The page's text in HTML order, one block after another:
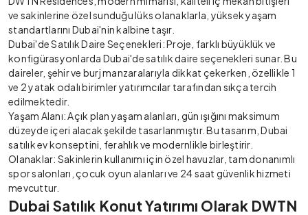
ve sakinlerine özel sunduğu lüks olanaklarla, yüksek yaşam
standartlarını Dubai'nin kalbine taşır.
Dubai'de Satılık Daire Seçenekleri: Proje, farklı büyüklük ve
konfigürasyonlarda Dubai'de satılık daire seçenekleri sunar. Bu
daireler, şehir ve burj manzaralarıyla dikkat çekerken, özellikle 1
ve 2 yatak odalı birimler yatırımcılar tarafından sıkça tercih
edilmektedir.
Yaşam Alanı: Açık plan yaşam alanları, gün ışığını maksimum
düzeyde içeri alacak şekilde tasarlanmıştır. Bu tasarım, Dubai
satılık ev konseptini, ferahlık ve modernlikle birleştirir.
Olanaklar: Sakinlerin kullanımı için özel havuzlar, tam donanımlı
spor salonları, çocuk oyun alanları ve 24 saat güvenlik hizmeti
mevcuttur.
Dubai Satılık Konut Yatırımı Olarak DWTN